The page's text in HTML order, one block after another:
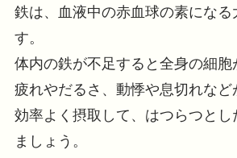
鉄は、血液中の赤血球の素になる
す。
体内の鉄が不足すると全身の細胞
疲れやだるさ、動悸や息切れなど
効率よく摂取して、はつらつとし
ましょう。